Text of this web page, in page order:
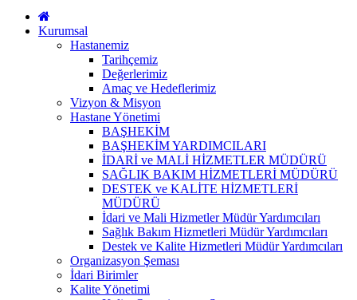
Kurumsal
Hastanemiz
Tarihçemiz
Değerlerimiz
Amaç ve Hedeflerimiz
Vizyon & Misyon
Hastane Yönetimi
BAŞHEKİM
BAŞHEKİM YARDIMCILARI
İDARİ ve MALİ HİZMETLER MÜDÜRÜ
SAĞLIK BAKIM HİZMETLERİ MÜDÜRÜ
DESTEK ve KALİTE HİZMETLERİ
MÜDÜRÜ
İdari ve Mali Hizmetler Müdür Yardımcıları
Sağlık Bakım Hizmetleri Müdür Yardımcıları
Destek ve Kalite Hizmetleri Müdür Yardımcıları
Organizasyon Şeması
İdari Birimler
Kalite Yönetimi